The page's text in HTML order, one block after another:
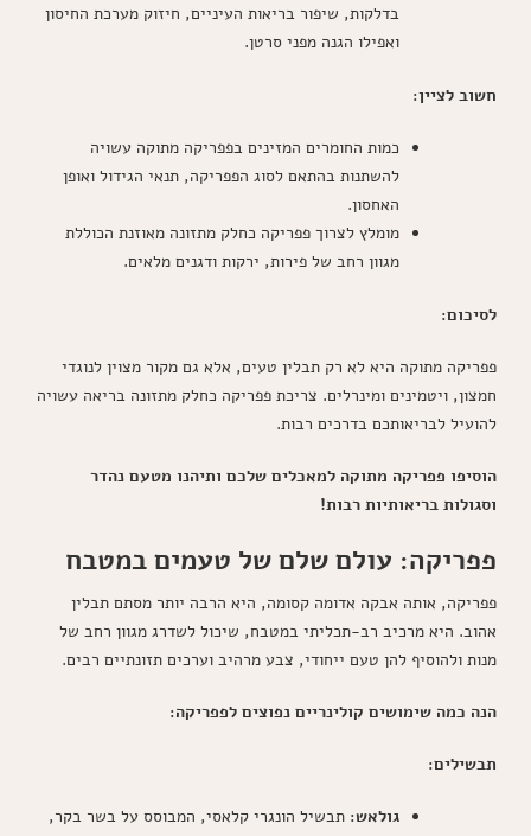
בדלקות, שיפור בריאות העיניים, חיזוק מערכת החיסון
ואפילו הגנה מפני סרטן.
חשוב לציין:
כמות החומרים המזינים בפפריקה מתוקה עשויה
להשתנות בהתאם לסוג הפפריקה, תנאי הגידול ואופן
האחסון.
מומלץ לצרוך פפריקה כחלק מתזונה מאוזנת הכוללת
מגוון רחב של פירות, ירקות ודגנים מלאים.
לסיכום:
פפריקה מתוקה היא לא רק תבלין טעים, אלא גם מקור מצוין לנוגדי
חמצון, ויטמינים ומינרלים. צריכת פפריקה כחלק מתזונה בריאה עשויה
להועיל לבריאותכם בדרכים רבות.
הוסיפו פפריקה מתוקה למאכלים שלכם ותיהנו מטעם נהדר
וסגולות בריאותיות רבות!
פפריקה: עולם שלם של טעמים במטבח
פפריקה, אותה אבקה אדומה קסומה, היא הרבה יותר מסתם תבלין
אהוב. היא מרכיב רב-תכליתי במטבח, שיכול לשדרג מגוון רחב של
מנות ולהוסיף להן טעם ייחודי, צבע מרהיב וערכים תזונתיים רבים.
הנה כמה שימושים קולינריים נפוצים לפפריקה:
תבשילים:
גולאש: תבשיל הונגרי קלאסי, המבוסס על בשר בקר,